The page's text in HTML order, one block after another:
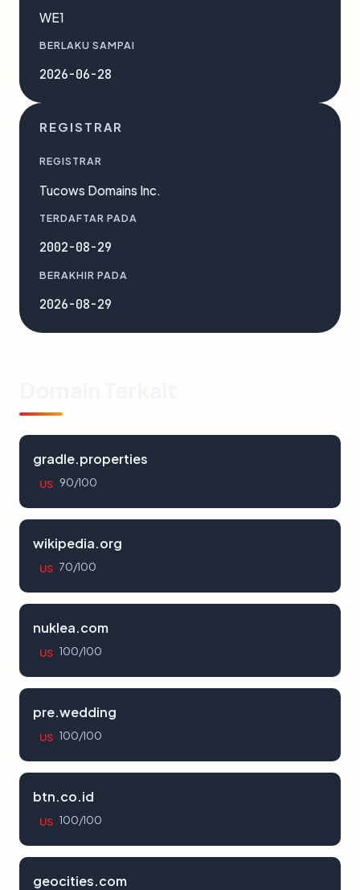
WE1
BERLAKU SAMPAI
2026-06-28
REGISTRAR
REGISTRAR
Tucows Domains Inc.
TERDAFTAR PADA
2002-08-29
BERAKHIR PADA
2026-08-29
gradle.properties
US 90/100
wikipedia.org
US 70/100
nuklea.com
US 100/100
pre.wedding
US 100/100
btn.co.id
US 100/100
geocities.com